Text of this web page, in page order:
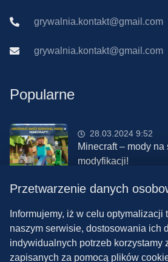
grywalnia.kontakt@gmail.com
grywalnia.kontakt@gmail.com
Popularne
28.03.2024 9:52
Minecraft – mody na
modyfikacji!
08.03.2024 13:28
Najlepsze mody do
nowa paczka!
Przetwarzenie danych
Informujemy, iż w celu optymalizacji
naszym serwisie, dostosowania ich
indywidualnych potrzeb korzystamy
zapisanych za pomocą plików